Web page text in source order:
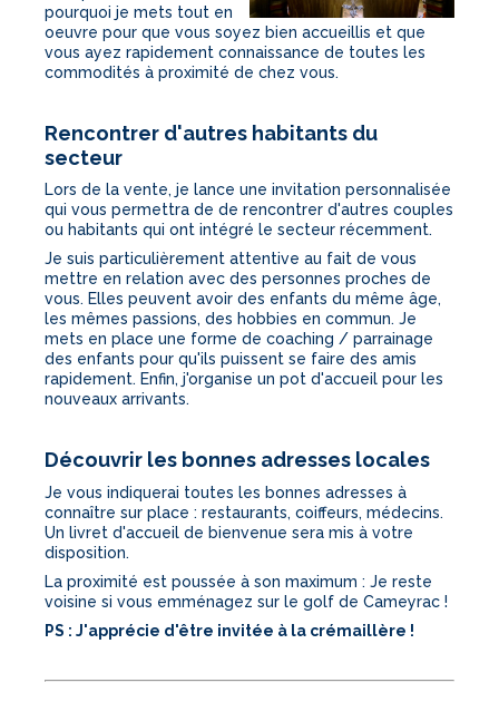
pourquoi je mets tout en
oeuvre pour que vous soyez bien accueillis et que
vous ayez rapidement connaissance de toutes les
commodités à proximité de chez vous.
Rencontrer d'autres habitants du
secteur
Lors de la vente, je lance une invitation personnalisée
qui vous permettra de de rencontrer d'autres couples
ou habitants qui ont intégré le secteur récemment.
Je suis particulièrement attentive au fait de vous
mettre en relation avec des personnes proches de
vous. Elles peuvent avoir des enfants du même âge,
les mêmes passions, des hobbies en commun. Je
mets en place une forme de coaching / parrainage
des enfants pour qu'ils puissent se faire des amis
rapidement. Enfin, j'organise un pot d'accueil pour les
nouveaux arrivants.
Découvrir les bonnes adresses locales
Je vous indiquerai toutes les bonnes adresses à
connaître sur place : restaurants, coiffeurs, médecins.
Un livret d'accueil de bienvenue sera mis à votre
disposition.
La proximité est poussée à son maximum : Je reste
voisine si vous emménagez sur le golf de Cameyrac !
PS : J'apprécie d'être invitée à la crémaillère !